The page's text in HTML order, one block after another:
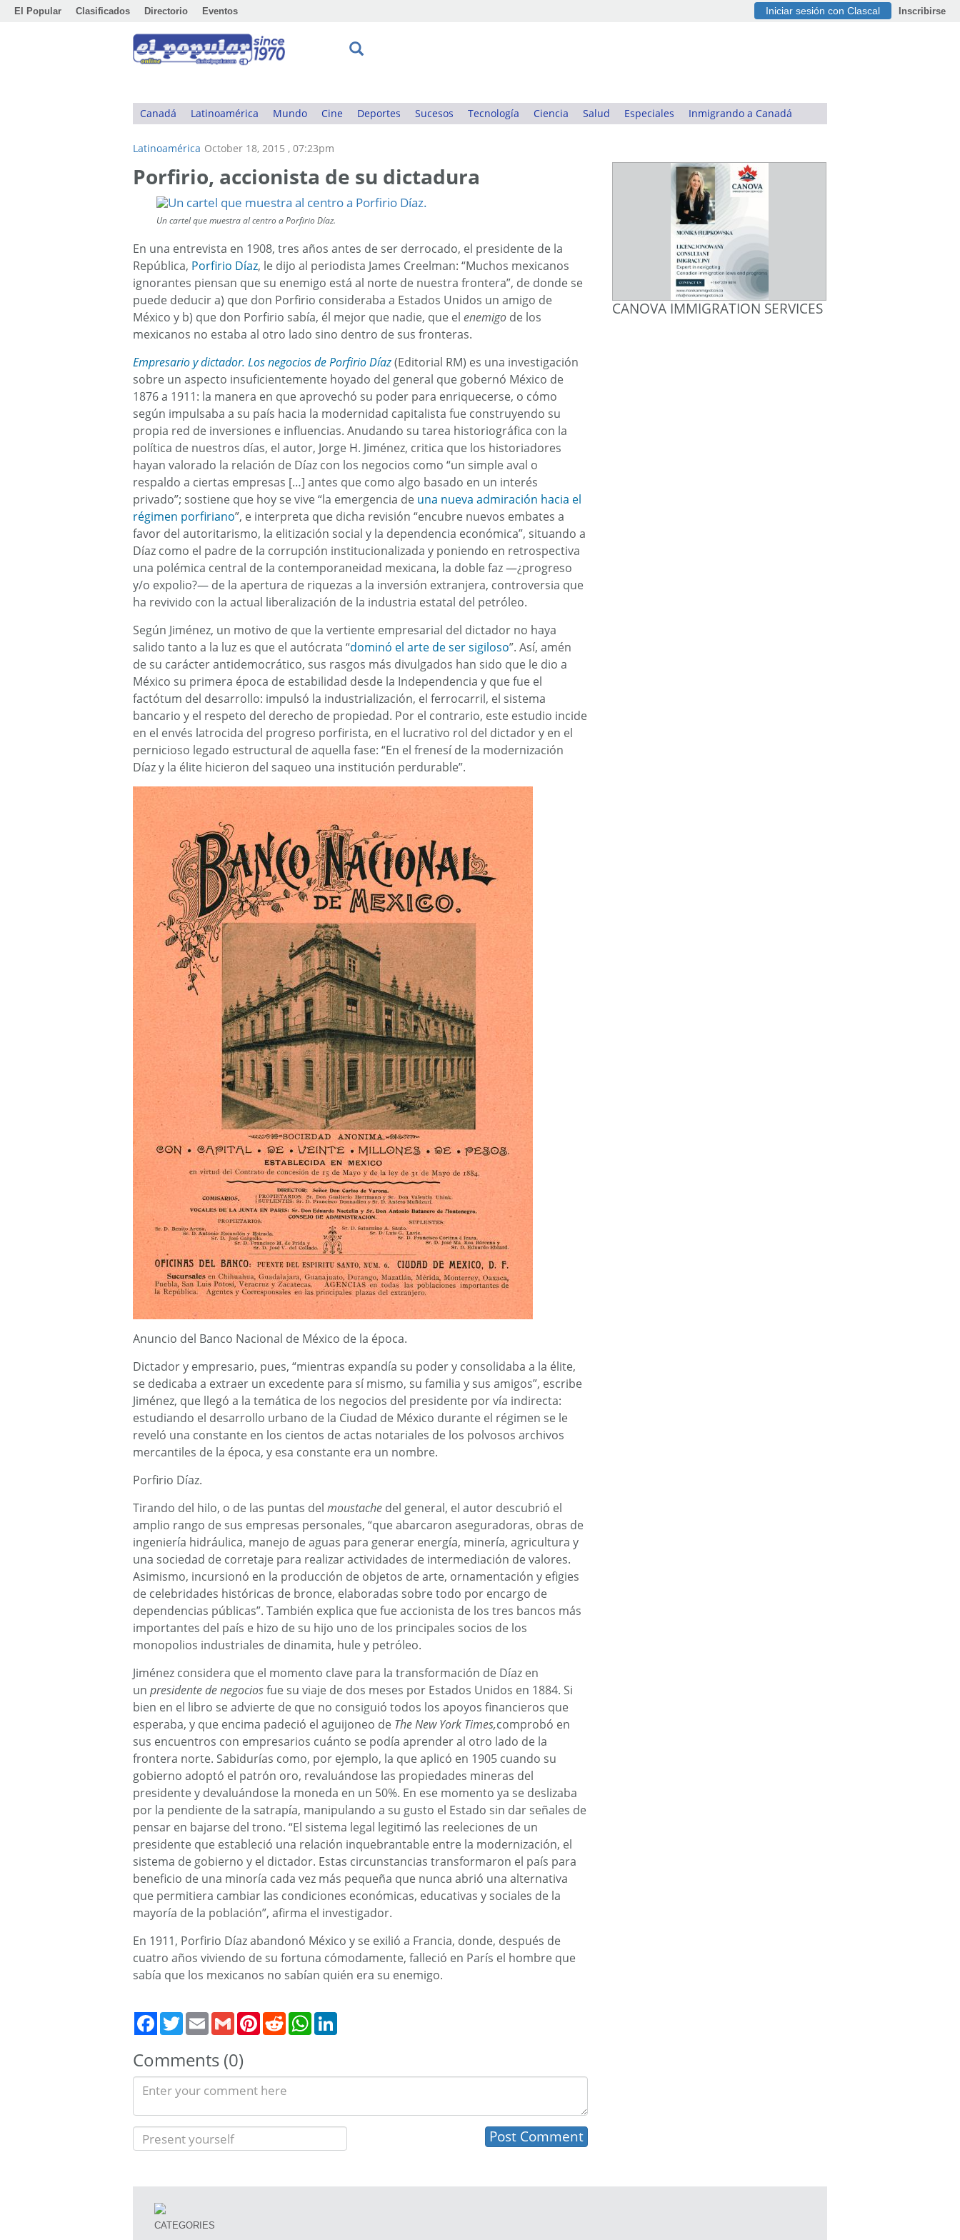
El Popular Clasificados Directorio Eventos Iniciar sesión con Clascal Inscribirse
Canadá Latinoamérica Mundo Cine Deportes Sucesos Tecnología Ciencia Salud Especiales Inmigrando a Canadá
Latinoamérica October 18, 2015 , 07:23pm
Porfirio, accionista de su dictadura
Un cartel que muestra al centro a Porfirio Díaz.
En una entrevista en 1908, tres años antes de ser derrocado, el presidente de la
República, Porfirio Díaz, le dijo al periodista James Creelman: “Muchos mexicanos
ignorantes piensan que su enemigo está al norte de nuestra frontera”, de donde se
puede deducir a) que don Porfirio consideraba a Estados Unidos un amigo de
México y b) que don Porfirio sabía, él mejor que nadie, que el enemigo de los
mexicanos no estaba al otro lado sino dentro de sus fronteras.
Empresario y dictador. Los negocios de Porfirio Díaz(Editorial RM) es una investigación
sobre un aspecto insuficientemente hoyado del general que gobernó México de
1876 a 1911: la manera en que aprovechó su poder para enriquecerse, o cómo
según impulsaba a su país hacia la modernidad capitalista fue construyendo su
propia red de inversiones e influencias. Anudando su tarea historiográfica con la
política de nuestros días, el autor, Jorge H. Jiménez, critica que los historiadores
hayan valorado la relación de Díaz con los negocios como “un simple aval o
respaldo a ciertas empresas […] antes que como algo basado en un interés
privado”; sostiene que hoy se vive “la emergencia de una nueva admiración hacia el
régimen porfiriano”, e interpreta que dicha revisión “encubre nuevos embates a
favor del autoritarismo, la elitización social y la dependencia económica”, situando a
Díaz como el padre de la corrupción institucionalizada y poniendo en retrospectiva
una polémica central de la contemporaneidad mexicana, la doble faz —¿progreso
y/o expolio?— de la apertura de riquezas a la inversión extranjera, controversia que
ha revivido con la actual liberalización de la industria estatal del petróleo.
Según Jiménez, un motivo de que la vertiente empresarial del dictador no haya
salido tanto a la luz es que el autócrata “dominó el arte de ser sigiloso”. Así, amén
de su carácter antidemocrático, sus rasgos más divulgados han sido que le dio a
México su primera época de estabilidad desde la Independencia y que fue el
factótum del desarrollo: impulsó la industrialización, el ferrocarril, el sistema
bancario y el respeto del derecho de propiedad. Por el contrario, este estudio incide
en el envés latrocida del progreso porfirista, en el lucrativo rol del dictador y en el
pernicioso legado estructural de aquella fase: “En el frenesí de la modernización
Díaz y la élite hicieron del saqueo una institución perdurable”.
Anuncio del Banco Nacional de México de la época.
Dictador y empresario, pues, “mientras expandía su poder y consolidaba a la élite,
se dedicaba a extraer un excedente para sí mismo, su familia y sus amigos”, escribe
Jiménez, que llegó a la temática de los negocios del presidente por vía indirecta:
estudiando el desarrollo urbano de la Ciudad de México durante el régimen se le
reveló una constante en los cientos de actas notariales de los polvosos archivos
mercantiles de la época, y esa constante era un nombre.
Porfirio Díaz.
Tirando del hilo, o de las puntas del moustache del general, el autor descubrió el
amplio rango de sus empresas personales, “que abarcaron aseguradoras, obras de
ingeniería hidráulica, manejo de aguas para generar energía, minería, agricultura y
una sociedad de corretaje para realizar actividades de intermediación de valores.
Asimismo, incursionó en la producción de objetos de arte, ornamentación y efigies
de celebridades históricas de bronce, elaboradas sobre todo por encargo de
dependencias públicas”. También explica que fue accionista de los tres bancos más
importantes del país e hizo de su hijo uno de los principales socios de los
monopolios industriales de dinamita, hule y petróleo.
Jiménez considera que el momento clave para la transformación de Díaz en
un presidente de negociosfue su viaje de dos meses por Estados Unidos en 1884. Si
bien en el libro se advierte de que no consiguió todos los apoyos financieros que
esperaba, y que encima padeció el aguijoneo de The New York Times,comprobó en
sus encuentros con empresarios cuánto se podía aprender al otro lado de la
frontera norte. Sabidurías como, por ejemplo, la que aplicó en 1905 cuando su
gobierno adoptó el patrón oro, revaluándose las propiedades mineras del
presidente y devaluándose la moneda en un 50%. En ese momento ya se deslizaba
por la pendiente de la satrapía, manipulando a su gusto el Estado sin dar señales de
pensar en bajarse del trono. “El sistema legal legitimó las reeleciones de un
presidente que estableció una relación inquebrantable entre la modernización, el
sistema de gobierno y el dictador. Estas circunstancias transformaron el país para
beneficio de una minoría cada vez más pequeña que nunca abrió una alternativa
que permitiera cambiar las condiciones económicas, educativas y sociales de la
mayoría de la población”, afirma el investigador.
En 1911, Porfirio Díaz abandonó México y se exilió a Francia, donde, después de
cuatro años viviendo de su fortuna cómodamente, falleció en París el hombre que
sabía que los mexicanos no sabían quién era su enemigo.
TwitterEmail Gmail PinterestRedditWhatsApp
Comments (0)
CANOVA IMMIGRATION SERVICES
CATEGORIES